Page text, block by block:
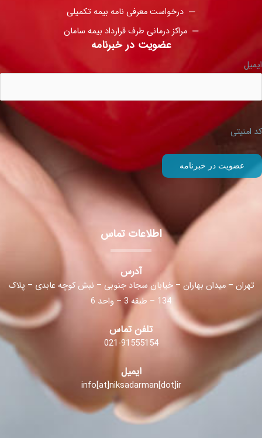
درخواست معرفی نامه بیمه تکمیلی
مراکز درمانی طرف قرارداد بیمه سامان
عضویت در خبرنامه
ایمیل
کد امنیتی
اطلاعات تماس
آدرس
تهران – میدان بهاران – خیابان سجاد جنوبی – نبش کوچه عابدی – پلاک
134 – طبقه 3 – واحد 6
تلفن تماس
021-91555154
ایمیل
info[at]niksadarman[dot]ir